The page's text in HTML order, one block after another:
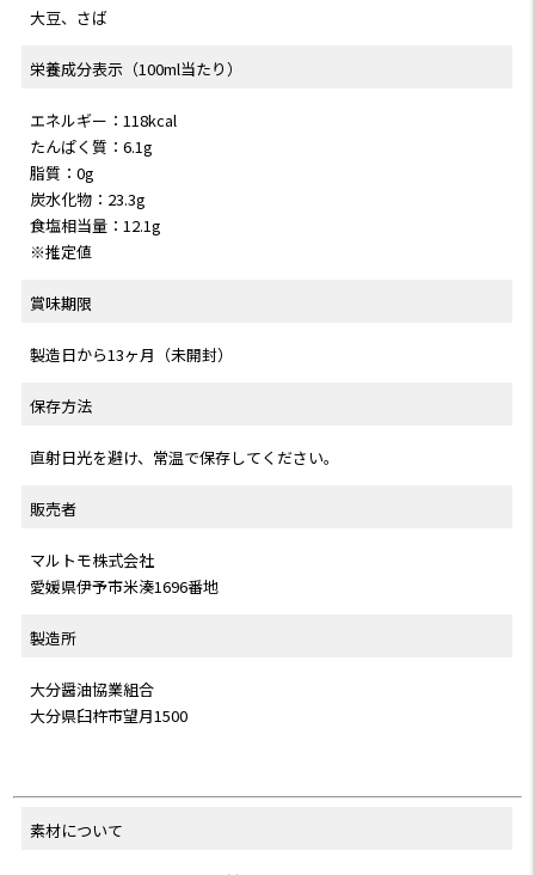
大豆、さば
栄養成分表示（100ml当たり）
エネルギー：118kcal
たんぱく質：6.1g
脂質：0g
炭水化物：23.3g
食塩相当量：12.1g
※推定値
賞味期限
製造日から13ヶ月（未開封）
保存方法
直射日光を避け、常温で保存してください。
販売者
マルトモ株式会社
愛媛県伊予市米湊1696番地
製造所
大分醤油協業組合
大分県臼杵市望月1500
素材について